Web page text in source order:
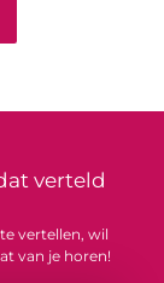
verteld
vertellen, wil
van je horen!